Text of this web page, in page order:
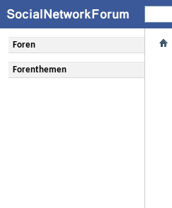
Foren
Forenthemen